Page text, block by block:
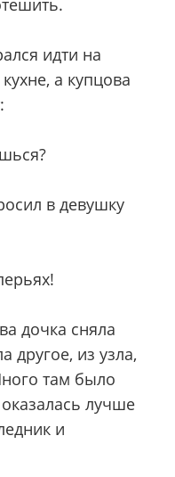
идти на
а купцова
в девушку
дочка сняла
другое, из узла,
там было
лучше
и